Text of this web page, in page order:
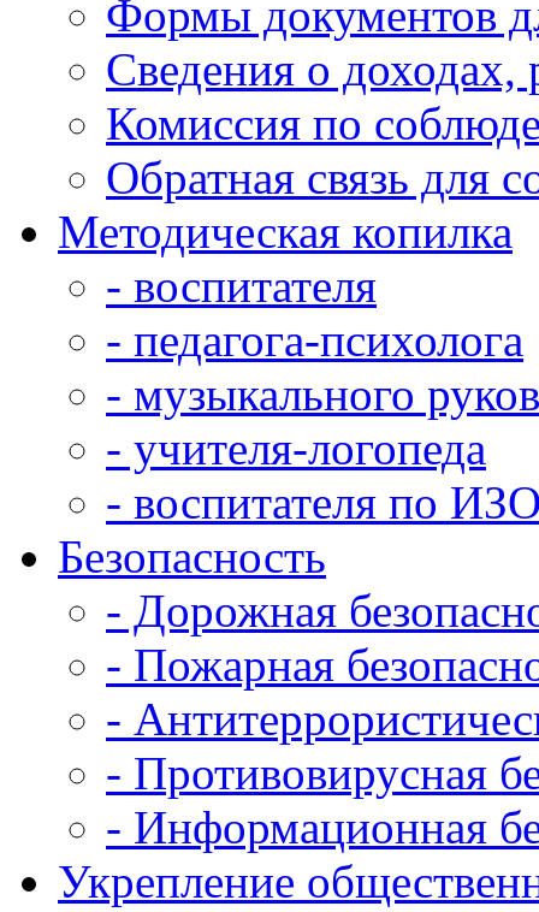
Формы документов
Сведения о доходах,
Комиссия по
Обратная связь для
Методическая копилка
- воспитателя
- педагога-психолога
- музыкального
- учителя-логопеда
- воспитателя по
Безопасность
- Дорожная
- Пожарная
-
- Противовирусная
- Информационная
Укрепление